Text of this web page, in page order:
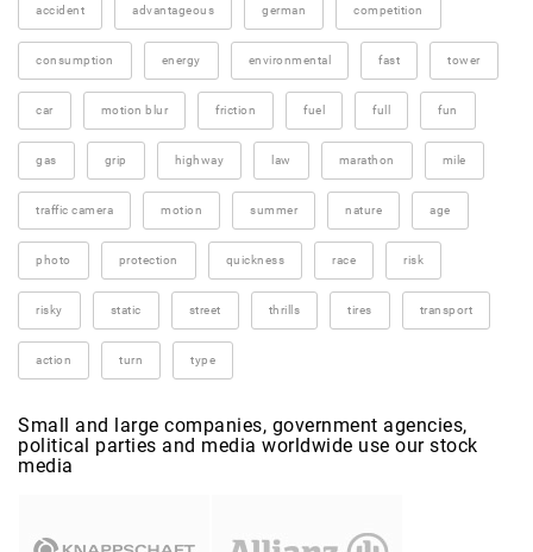
accident advantageous german competition
consumption energy environmental fast tower
car motion blur friction fuel full fun
gas grip highway law marathon mile
traffic camera motion summer nature age
photo protection quickness race risk
risky static street thrills tires transport
action turn type
Small and large companies, government agencies,
political parties and media worldwide use our stock
media